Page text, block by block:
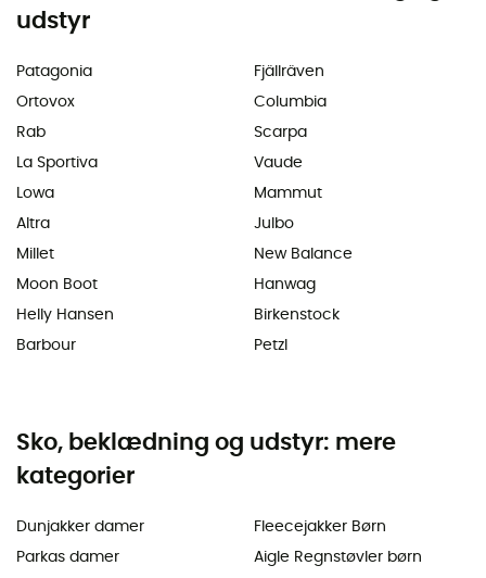
udstyr
Patagonia
Ortovox
Rab
La Sportiva
Lowa
Altra
Millet
Moon Boot
Helly Hansen
Barbour
Fjällräven
Columbia
Scarpa
Vaude
Mammut
Julbo
New Balance
Hanwag
Birkenstock
Petzl
Sko, beklædning og udstyr: mere
kategorier
Dunjakker damer
Parkas damer
Fleecejakker Børn
Aigle Regnstøvler børn